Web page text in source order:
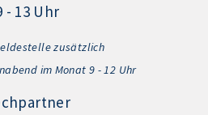
- 13 Uhr
zusätzlich
im Monat 9 - 12 Uhr